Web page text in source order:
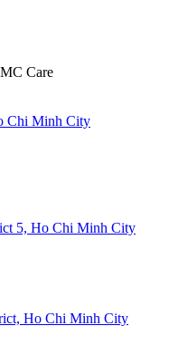
Care
Chi Minh City
5, Ho Chi Minh City
Ho Chi Minh City